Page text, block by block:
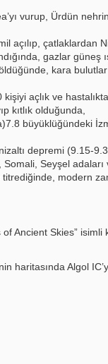
vurup, Ürdün
açılıp, çatlaklardan
gazlar güneş
kara
açlık ve
kıtlık olduğunda,
büyüklüğündeki
depremi (9.15-
Seyşel adaları
modern
Ancient Skies” isimli
haritasında Algol